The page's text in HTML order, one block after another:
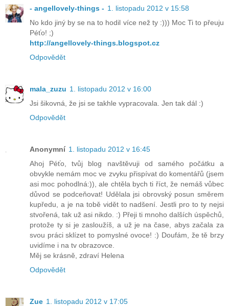
- angellovely-things - 1. listopadu 2012 v 15:58
No kdo jiný by se na to hodil více než ty :))) Moc Ti to přeuju
Péťo! ;)
http://angellovely-things.blogspot.cz
Odpovědět
mala_zuzu 1. listopadu 2012 v 16:00
Jsi šikovná, že jsi se takhle vypracovala. Jen tak dál :)
Odpovědět
Anonymní 1. listopadu 2012 v 16:45
Ahoj Péťo, tvůj blog navštěvuji od samého počátku a
obvykle nemám moc ve zvyku přispívat do komentářů (jsem
asi moc pohodlná:)), ale chtěla bych ti říct, že nemáš vůbec
důvod se podceňovat! Udělala jsi obrovský posun směrem
kupředu, a je na tobě vidět to nadšení. Jestli pro to ty nejsi
stvořená, tak už asi nikdo. :) Přeji ti mnoho dalších úspěchů,
protože ty si je zasloužíš, a už je na čase, abys začala za
svou práci sklízet to pomyslné ovoce! :) Doufám, že tě brzy
uvidíme i na tv obrazovce.
Měj se krásně, zdraví Helena
Odpovědět
Zue 1. listopadu 2012 v 17:05